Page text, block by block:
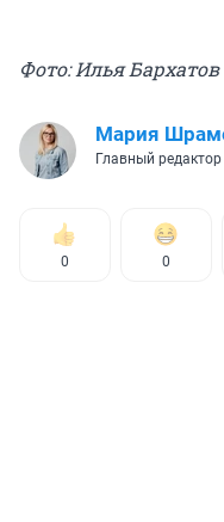
Фото: Илья Бархатов
Мария
Главный редактор
0 0